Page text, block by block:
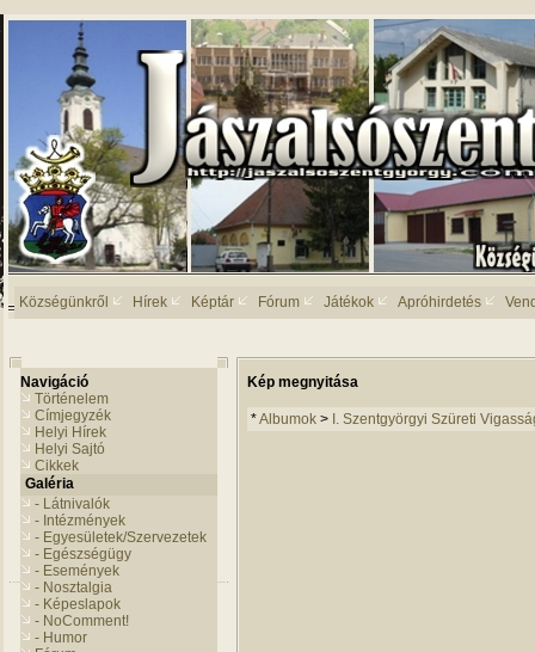
Községünkről Hírek Képtár Fórum Játékok Apróhirdetés
Navigáció
Történelem
Címjegyzék
Helyi Hírek
Helyi Sajtó
Cikkek
Galéria
- Látnivalók
- Intézmények
- Egyesületek/Szervezetek
- Egészségügy
- Események
- Nosztalgia
- Képeslapok
- NoComment!
- Humor
Kép megnyitása
*Albumok > I. Szentgyörgyi Szüreti